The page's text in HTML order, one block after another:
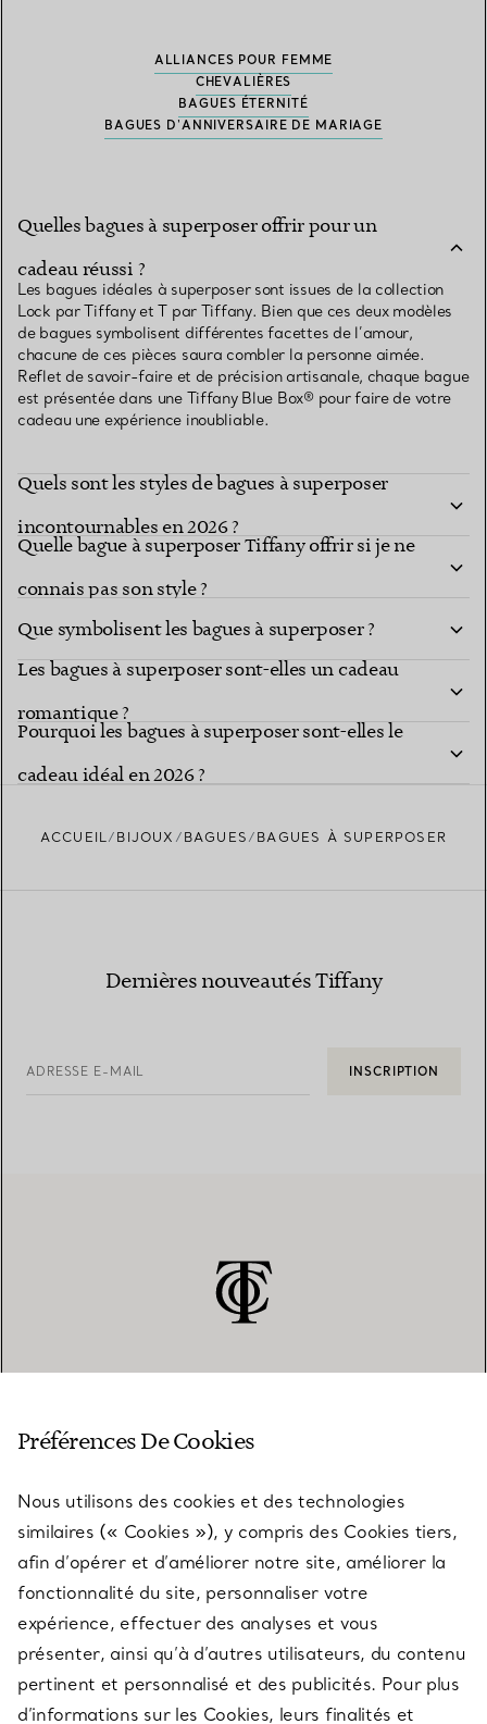
ALLIANCES POUR FEMME
CHEVALIÈRES
BAGUES ÉTERNITÉ
BAGUES D'ANNIVERSAIRE DE MARIAGE
Quelles bagues à superposer offrir pour un
cadeau réussi ?
Les bagues idéales à superposer sont issues de la collection
Lock par Tiffany et T par Tiffany. Bien que ces deux modèles
de bagues symbolisent différentes facettes de l’amour,
chacune de ces pièces saura combler la personne aimée.
Reflet de savoir-faire et de précision artisanale, chaque bague
est présentée dans une Tiffany Blue Box® pour faire de votre
cadeau une expérience inoubliable.
Quels sont les styles de bagues à superposer
incontournables en 2026 ?
Quelle bague à superposer Tiffany offrir si je ne
connais pas son style ?
Que symbolisent les bagues à superposer ?
Les bagues à superposer sont-elles un cadeau
romantique ?
Pourquoi les bagues à superposer sont-elles le
cadeau idéal en 2026 ?
ACCUEIL BIJOUX BAGUES BAGUES À SUPERPOSER
Dernières nouveautés Tiffany
ADRESSE E-MAIL INSCRIPTION
SERVICES
À PROPOS
QUESTIONS LÉGALES
Préférences De Cookies
Nous utilisons des cookies et des technologies
similaires (« Cookies »), y compris des Cookies tiers,
afin d’opérer et d’améliorer notre site, améliorer la
fonctionnalité du site, personnaliser votre
expérience, effectuer des analyses et vous
présenter, ainsi qu’à d’autres utilisateurs, du contenu
pertinent et personnalisé et des publicités. Pour plus
d’informations sur les Cookies, leurs finalités et